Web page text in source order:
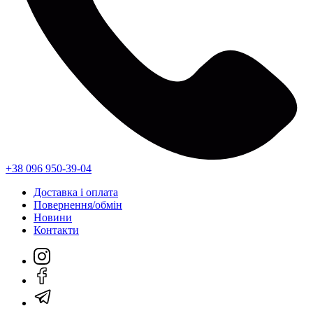
+38 096 950-39-04
Доставка і оплата
Повернення/обмін
Новини
Контакти